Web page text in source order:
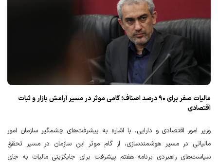
مالیات صفر برای ۹۰ درصد اصناف؛ گامی موثر در مسیر آرامش بازار و ثبات
اقتصادی
وزیر امور اقتصادی و دارایی، با اشاره به پیشرفت‌های چشمگیر سازمان امور
مالیاتی در مسیر هوشمندسازی، از گام موثر این سازمان در مسیر تحقق
سیاست‌های راهبردی برنامه هفتم پیشرفت برای جایگزینی مالیات به جای